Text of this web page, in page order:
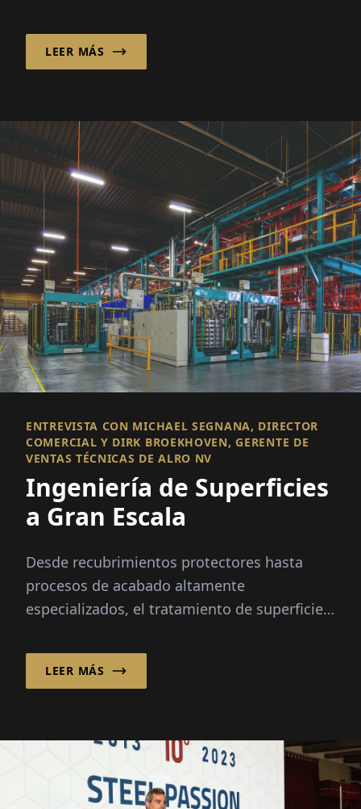
LEER MÁS
ENTREVISTA CON MICHAEL SEGNANA, DIRECTOR
COMERCIAL Y DIRK BROEKHOVEN, GERENTE DE
VENTAS TÉCNICAS DE ALRO NV
Ingeniería de Superficies
a Gran Escala
Desde recubrimientos protectores hasta
procesos de acabado altamente
especializados, el tratamiento de superficies
decisivo en la fabricación moderna,
particularmente en el sector automotriz.
LEER MÁS